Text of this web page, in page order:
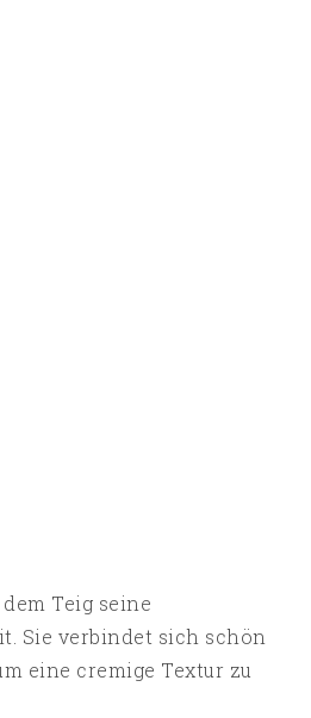
Teig seine
Sie verbindet sich schön
eine cremige Textur zu